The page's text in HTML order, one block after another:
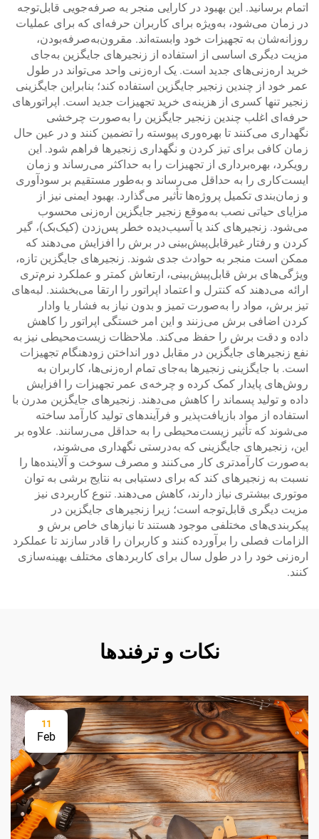
اتمام برسانید. این بهبود در کارایی منجر به صرفه‌جویی قابل‌توجه
در زمان می‌شود، به‌ویژه برای کاربران حرفه‌ای که برای عملیات
روزانه‌شان به تجهیزات خود وابسته‌اند. مقرون‌به‌صرفه‌بودن،
مزیت دیگری اساسی از استفاده از زنجیرهای جایگزین به‌جای
خرید اره‌زنی‌های جدید است. یک اره‌زنی واحد می‌تواند در طول
عمر خود از چندین زنجیر جایگزین استفاده کند؛ بنابراین جایگزینی
زنجیر تنها کسری از هزینه‌ی خرید تجهیزات جدید است. اپراتورهای
حرفه‌ای اغلب چندین زنجیر جایگزین را به‌صورت چرخشی
نگهداری می‌کنند تا بهره‌وری پیوسته را تضمین کنند و در عین حال
زمان کافی برای تیز کردن و نگهداری زنجیرها فراهم شود. این
رویکرد، بهره‌برداری از تجهیزات را به حداکثر می‌رساند و زمان
ایست‌کاری را به حداقل می‌رساند و به‌طور مستقیم بر سودآوری
و زمان‌بندی تکمیل پروژه‌ها تأثیر می‌گذارد. بهبود ایمنی نیز از
مزایای حیاتی نصب به‌موقع زنجیر جایگزین اره‌زنی محسوب
می‌شود. زنجیرهای کند یا آسیب‌دیده خطر پس‌زدن (کیک‌بک)، گیر
کردن و رفتار غیرقابل‌پیش‌بینی در برش را افزایش می‌دهند که
ممکن است منجر به حوادث جدی شوند. زنجیرهای جایگزین تازه،
ویژگی‌های برش قابل‌پیش‌بینی، ارتعاش کمتر و عملکرد نرم‌تری
ارائه می‌دهند که کنترل و اعتماد اپراتور را ارتقا می‌بخشند. لبه‌های
تیز برش، مواد را به‌صورت تمیز و بدون نیاز به فشار یا وادار
کردن اضافی برش می‌زنند و این امر خستگی اپراتور را کاهش
داده و دقت برش را حفظ می‌کند. ملاحظات زیست‌محیطی نیز به
نفع زنجیرهای جایگزین در مقابل دور انداختن زودهنگام تجهیزات
است. با جایگزینی زنجیرها به‌جای تمام اره‌زنی‌ها، کاربران به
روش‌های پایدار کمک کرده و چرخه‌ی عمر تجهیزات را افزایش
داده و تولید پسماند را کاهش می‌دهند. زنجیرهای جایگزین مدرن با
استفاده از مواد بازیافت‌پذیر و فرآیندهای تولید کارآمد ساخته
می‌شوند که تأثیر زیست‌محیطی را به حداقل می‌رسانند. علاوه بر
این، زنجیرهای جایگزینی که به‌درستی نگهداری می‌شوند،
به‌صورت کارآمدتری کار می‌کنند و مصرف سوخت و آلاینده‌ها را
نسبت به زنجیرهای کند که برای دستیابی به نتایج برشی به توان
موتوری بیشتری نیاز دارند، کاهش می‌دهند. تنوع کاربردی نیز
مزیت دیگری قابل‌توجه است؛ زیرا زنجیرهای جایگزین در
پیکربندی‌های مختلفی موجود هستند تا نیازهای خاص برش و
الزامات فصلی را برآورده کنند و کاربران را قادر سازند تا عملکرد
اره‌زنی خود را در طول سال برای کاربردهای مختلف بهینه‌سازی
کنند.
نکات و ترفندها
11
Feb